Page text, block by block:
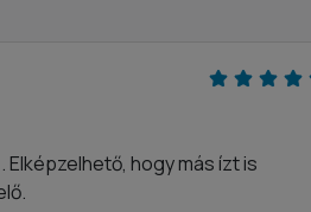
Elképzelhető, hogy más ízt is